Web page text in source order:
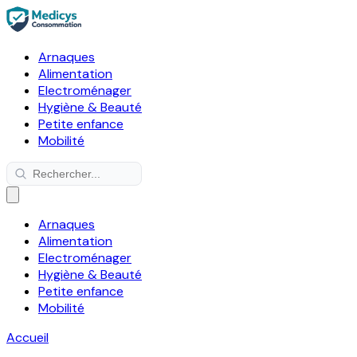
Arnaques
Alimentation
Electroménager
Hygiène & Beauté
Petite enfance
Mobilité
Arnaques
Alimentation
Electroménager
Hygiène & Beauté
Petite enfance
Mobilité
Accueil